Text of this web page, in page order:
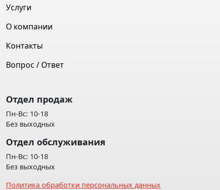
Услуги
О компании
Контакты
Вопрос / Ответ
Отдел продаж
Пн-Вс: 10-18
Без выходных
Отдел обслуживания
Пн-Вс: 10-18
Без выходных
Политика обработки персональных данных